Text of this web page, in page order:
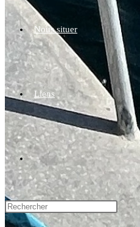
Nous situer
Liens
Toggle
website